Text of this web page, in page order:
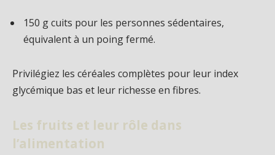
150 g cuits pour les personnes sédentaires,
équivalent à un poing fermé.
Privilégiez les céréales complètes pour leur index
glycémique bas et leur richesse en fibres.
Les fruits et leur rôle dans
l’alimentation